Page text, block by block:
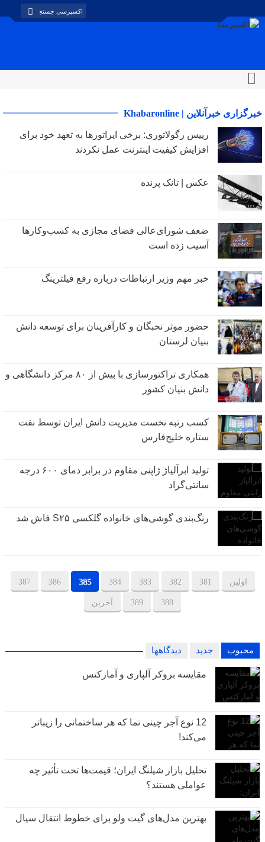
خبرگزاری خبرآنلاین | Khabaronline
رییس رگولاتوری: برخی اپراتورها به تعهد خود برای
افزایش کیفیت اینترنت عمل نکردند
عکس | تانک پرنده
ضعف شورای‌عالی فضای مجازی به کسب‌وکارها
آسیب زده است
خبر مهم وزیر ارتباطات درباره رفع فیلترینگ
حضور موثر نخبگان و کارآفرینان برای توسعه دانش
بنیان لرستان
همکاری تراکتورسازی با بیش از ۸۰ مرکز دانشگاهی و
دانش بنیان کشور
کسب رتبه نخست مدیریت دانش ایران توسط نفت
ستاره خلیج‌فارس
تولید ابرآلیاژ ژاپنی مقاوم در برابر دمای ۶۰۰ درجه
سانتی‌گراد
رنگ‌بندی گوشی‌های خانواده گلکسی S۲۵ فاش شد
اولین 381
382
383
384
385
386
387
388
389 آخرین
محبوب جدید دیدگاهها
مقایسه بروکر آلپاری و آمارکتس
12 نوع آجر چینی نما که هر ساختمانی را زیباتر
می‌کند!
تحلیل بازار شیلنگ ایران؛ قیمت‌ها تحت تأثیر چه
عواملی هستند؟
بهترین مدل‌های گیت ولو برای خطوط انتقال سیال